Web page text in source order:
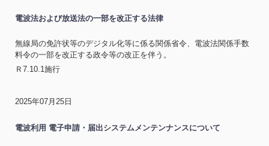
電波法および放送法の一部を改正する法律
無線局の免許状等のデジタル化等に係る関係省令、電波法関係手数
料令の一部を改正する政令等の改正を伴う。
Ｒ7.10.1施行
2025年07月25日
電波利用 電子申請・届出システムメンテンナンスについて